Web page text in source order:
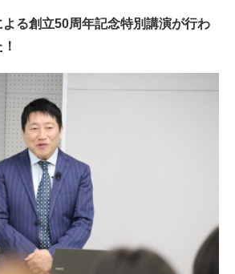
よる創立50周年記念特別講演が行わ